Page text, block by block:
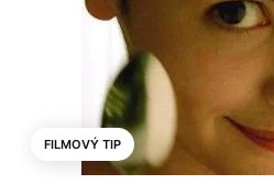
FILMOVÝ TIP